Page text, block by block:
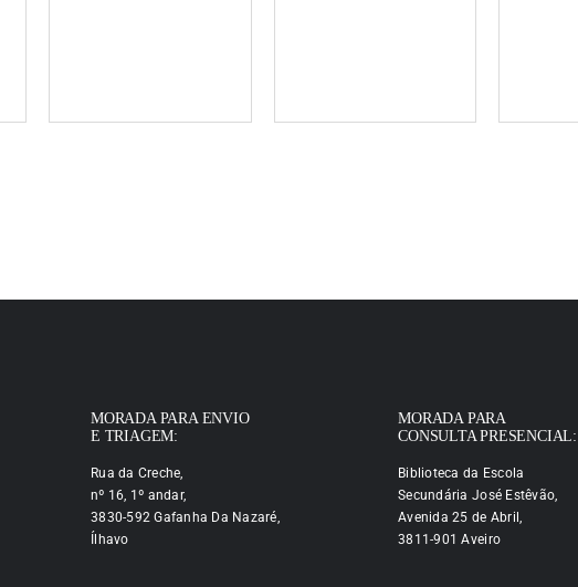
MORADA PARA ENVIO
E TRIAGEM:
Rua da Creche,
nº 16, 1º andar,
3830-592 Gafanha Da Nazaré,
Ílhavo
MORADA PARA
CONSULTA PRESENCIAL:
Biblioteca da Escola
Secundária José Estêvão,
Avenida 25 de Abril,
3811-901 Aveiro